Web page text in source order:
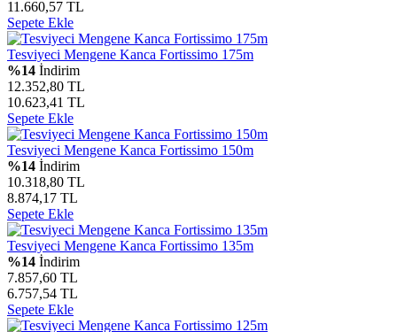
11.660,57 TL
Sepete Ekle
Tesviyeci Mengene Kanca Fortissimo 175m
%14 İndirim
12.352,80 TL
10.623,41 TL
Sepete Ekle
Tesviyeci Mengene Kanca Fortissimo 150m
%14 İndirim
10.318,80 TL
8.874,17 TL
Sepete Ekle
Tesviyeci Mengene Kanca Fortissimo 135m
%14 İndirim
7.857,60 TL
6.757,54 TL
Sepete Ekle